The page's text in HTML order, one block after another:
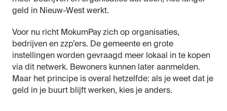
geld in Nieuw-West werkt.
Voor nu richt MokumPay zich op organisaties,
bedrijven en zzp’ers. De gemeente en grote
instellingen worden gevraagd meer lokaal in te kopen
via dit netwerk. Bewoners kunnen later aanmelden.
Maar het principe is overal hetzelfde: als je weet dat je
geld in je buurt blijft werken, kies je anders.